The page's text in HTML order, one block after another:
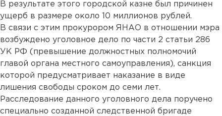
В результате этого городской казне был причинен
ущерб в размере около 10 миллионов рублей.
В связи с этим прокурором ЯНАО в отношении мэра
возбуждено уголовное дело по части 2 статьи 286
УК РФ (превышение должностных полномочий
главой органа местного самоуправления), санкция
которой предусматривает наказание в виде
лишения свободы сроком до семи лет.
Расследование данного уголовного дела поручено
специально созданной следственной бригаде